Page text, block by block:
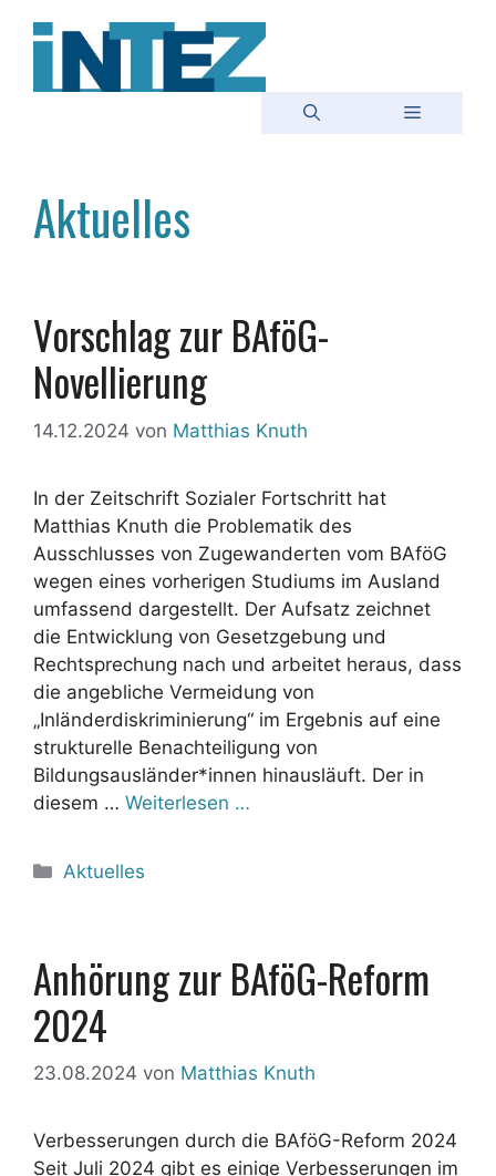
Inhalt
Menü
Aktuelles
Vorschlag zur BAföG-
Novellierung
14.12.2024 von Matthias Knuth
In der Zeitschrift Sozialer Fortschritt hat
Matthias Knuth die Problematik des
Ausschlusses von Zugewanderten vom BAföG
wegen eines vorherigen Studiums im Ausland
umfassend dargestellt. Der Aufsatz zeichnet
die Entwicklung von Gesetzgebung und
Rechtsprechung nach und arbeitet heraus, dass
die angebliche Vermeidung von
„Inländerdiskriminierung“ im Ergebnis auf eine
strukturelle Benachteiligung von
Bildungsausländer*innen hinausläuft. Der in
diesem … Weiterlesen …
Kategorien
Aktuelles
Anhörung zur BAföG-Reform
2024
23.08.2024 von Matthias Knuth
Verbesserungen durch die BAföG-Reform 2024
Seit Juli 2024 gibt es einige Verbesserungen im